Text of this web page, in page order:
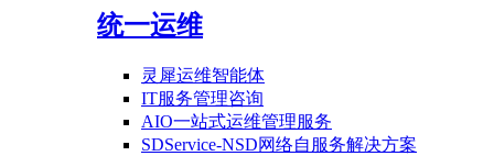
统一运维
灵犀运维智能体
IT服务管理咨询
AIO一站式运维管理服务
SDService-NSD网络自服务解决方案